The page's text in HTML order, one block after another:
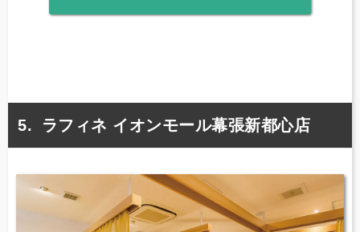
ラフィネ イオンモール幕張新都心店